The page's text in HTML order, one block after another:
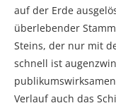
auf der Erde
überlebender
Steins, der nur mit
schnell ist
Verlauf auch das